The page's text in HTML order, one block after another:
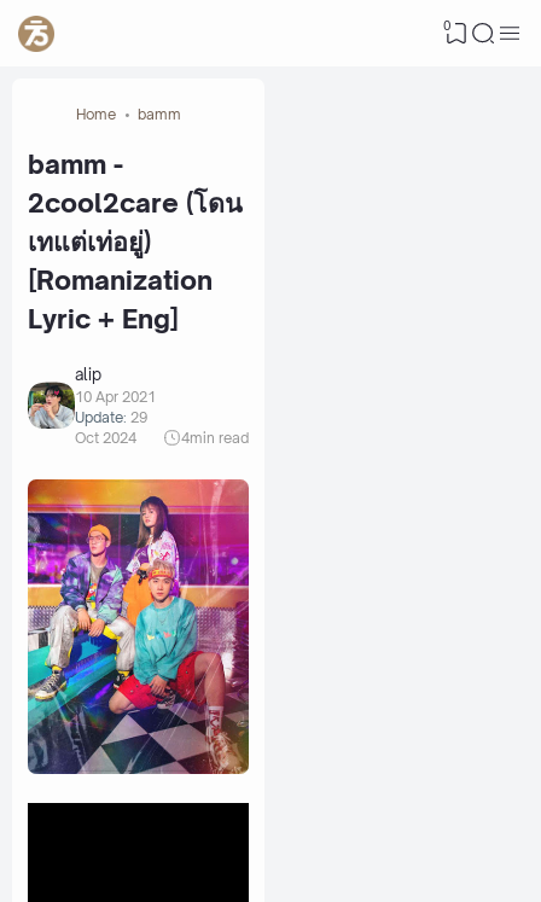
0
Home bamm
bamm -
2cool2care (โดน
เทแต่เท่อยู่)
[Romanization
Lyric + Eng]
alip
10 Apr 2021
Update: 29
Oct 2024
4min read